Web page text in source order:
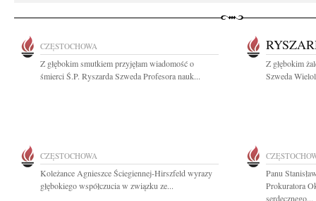
CZĘSTOCHOWA
Z głębokim smutkiem przyjęłam wiadomość o
śmierci Ś.P. Ryszarda Szweda Profesora nauk...
Z głębokim
Szweda
CZĘSTOCHOWA
Koleżance Agnieszce Ściegiennej-Hirszfeld wyrazy
głębokiego współczucia w związku ze...
Panu
Prokuratora
serdecznego...